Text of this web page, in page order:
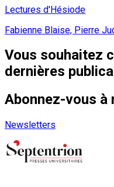
Lectures d'Hésiode
Fabienne Blaise, Pierre
Vous souhaitez
dernières
Abonnez-vous à
Newsletters